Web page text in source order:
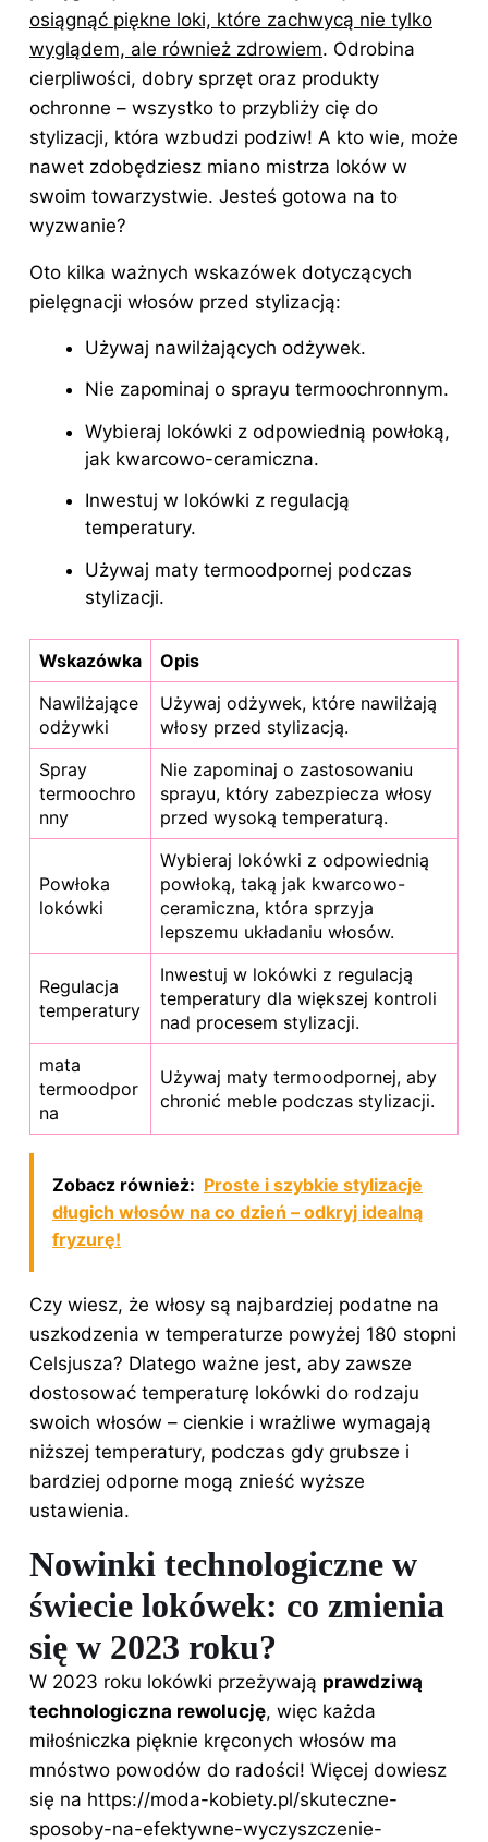
osiągnąć piękne loki, które zachwycą nie tylko
wyglądem, ale również zdrowiem. Odrobina
cierpliwości, dobry sprzęt oraz produkty
ochronne – wszystko to przybliży cię do
stylizacji, która wzbudzi podziw! A kto wie, może
nawet zdobędziesz miano mistrza loków w
swoim towarzystwie. Jesteś gotowa na to
wyzwanie?
Oto kilka ważnych wskazówek dotyczących
pielęgnacji włosów przed stylizacją:
Używaj nawilżających odżywek.
Nie zapominaj o sprayu termoochronnym.
Wybieraj lokówki z odpowiednią powłoką,
jak kwarcowo-ceramiczna.
Inwestuj w lokówki z regulacją
temperatury.
Używaj maty termoodpornej podczas
stylizacji.
Wskazówka
Opis
Nawilżające
odżywki
Używaj odżywek, które nawilżają
włosy przed stylizacją.
Spray
termoochro
nny
Nie zapominaj o zastosowaniu
sprayu, który zabezpiecza włosy
przed wysoką temperaturą.
Powłoka
lokówki
Wybieraj lokówki z odpowiednią
powłoką, taką jak kwarcowo-
ceramiczna, która sprzyja
lepszemu układaniu włosów.
Regulacja
temperatury
Inwestuj w lokówki z regulacją
temperatury dla większej kontroli
nad procesem stylizacji.
mata
termoodpor
na
Używaj maty termoodpornej, aby
chronić meble podczas stylizacji.
Zobacz również: Proste i szybkie stylizacje
długich włosów na co dzień – odkryj idealną
fryzurę!
Czy wiesz, że włosy są najbardziej podatne na
uszkodzenia w temperaturze powyżej 180 stopni
Celsjusza? Dlatego ważne jest, aby zawsze
dostosować temperaturę lokówki do rodzaju
swoich włosów – cienkie i wrażliwe wymagają
niższej temperatury, podczas gdy grubsze i
bardziej odporne mogą znieść wyższe
ustawienia.
Nowinki technologiczne w
świecie lokówek: co zmienia
się w 2023 roku?
W 2023 roku lokówki przeżywają prawdziwą
technologiczna rewolucję, więc każda
miłośniczka pięknie kręconych włosów ma
mnóstwo powodów do radości! Więcej dowiesz
się na https://moda-kobiety.pl/skuteczne-
sposoby-na-efektywne-wyczyszczenie-